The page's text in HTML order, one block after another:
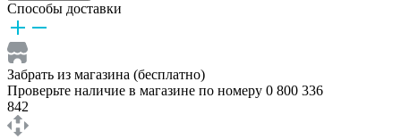
Способы доставки
Забрать из магазина (бесплатно)
Проверьте наличие в магазине по номеру 0 800 336
842